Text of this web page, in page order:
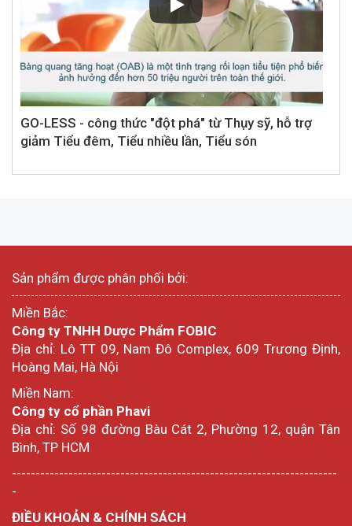
GO-LESS - công thức "đột phá" từ Thụy sỹ, hỗ trợ
giảm Tiểu đêm, Tiểu nhiều lần, Tiểu són
Sản phẩm được phân phối bởi:
Miền Bắc:
Công ty TNHH Dược Phẩm FOBIC
Địa chỉ: Lô TT 09, Nam Đô Complex, 609 Trương Định,
Hoàng Mai, Hà Nội
Miền Nam:
Công ty cổ phần Phavi
Địa chỉ: Số 98 đường Bàu Cát 2, Phường 12, quận Tân
Bình, TP HCM
---------------------------------------------------------------------
-
ĐIỀU KHOẢN & CHÍNH SÁCH